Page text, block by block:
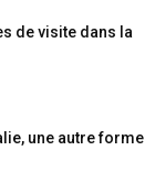
de visite dans la
une autre forme